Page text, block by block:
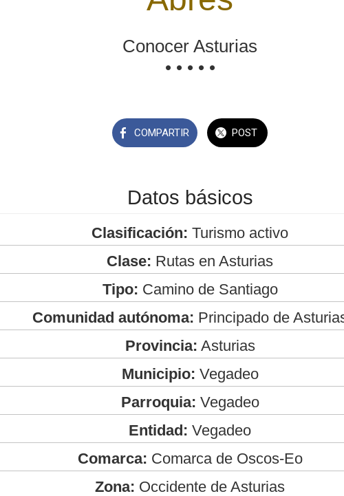
Conocer Asturias
• • • • •
COMPARTIR POST
Datos básicos
Clasificación: Turismo activo
Clase: Rutas en Asturias
Tipo: Camino de Santiago
Comunidad autónoma: Principado de
Provincia: Asturias
Municipio: Vegadeo
Parroquia: Vegadeo
Entidad: Vegadeo
Comarca: Comarca de Oscos-Eo
Zona: Occidente de Asturias